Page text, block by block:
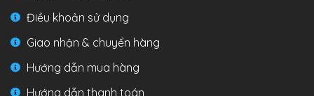
Điều khoản sử dụng
Giao nhận & chuyển hàng
Hướng dẫn mua hàng
Hướng dẫn thanh toán